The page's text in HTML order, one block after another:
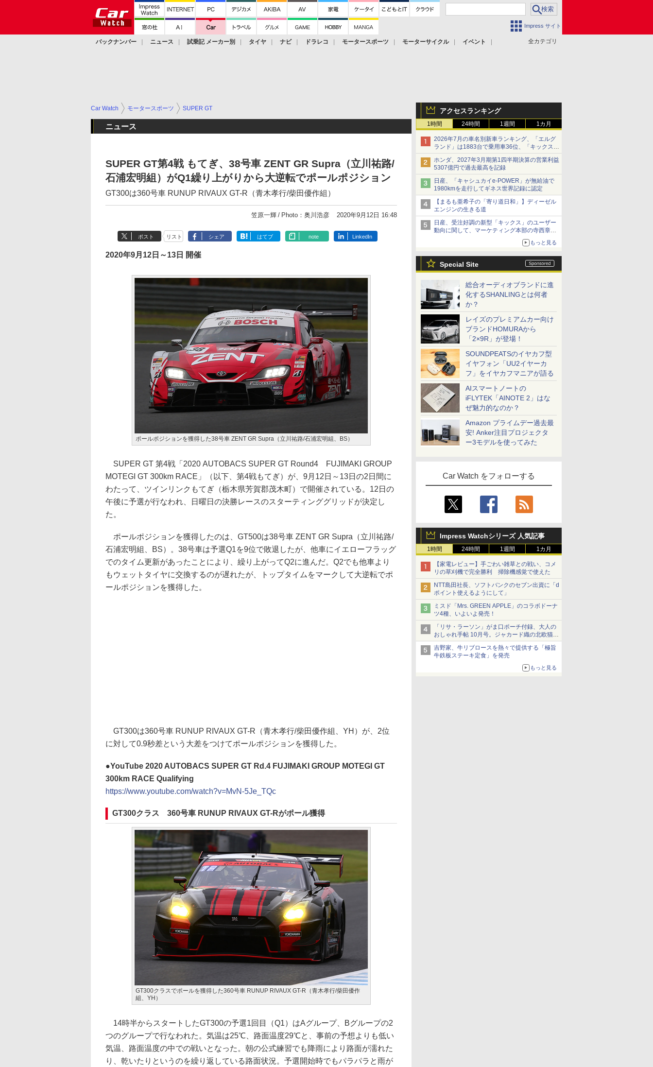
Impress サイト
全カテゴリ
バックナンバー ニュース 試乗記 メーカー別 タイヤ ナビ ドラレコ モータースポーツ モーターサイクル
イベント
アクセスランキング
1時間 24時間 1週間 1カ月
2026年7月の車名別新車ランキング、「エルグ
ランド」は1883台で乗用車36位、「キックス」
は2591台で27位に
ホンダ、2027年3月期第1四半期決算の営業利益
5307億円で過去最高を記録
日産、「キャシュカイe-POWER」が無給油で
1980kmを走行してギネス世界記録に認定
【まるも亜希子の「寄り道日和」】ディーゼル
エンジンの生きる道
日産、受注好調の新型「キックス」のユーザー
動向に関して、マーケティング本部の寺西章氏
もっと見る
Special Site
総合オーディオブランドに進
化するSHANLINGとは何者
か？
レイズのプレミアムカー向け
ブランドHOMURAから
「2×9R」が登場！
SOUNDPEATSのイヤカフ型
イヤフォン「UU2イヤーカ
フ」をイヤカフマニアが語る
AIスマートノートの
iFLYTEK「AINOTE 2」はな
ぜ魅力的なのか？
Amazon プライムデー過去最
安! Anker注目プロジェクタ
ー3モデルを使ってみた
Car Watch をフォローする
Impress Watchシリーズ 人気記事
1時間 24時間 1週間 1カ月
【家電レビュー】手ごわい雑草との戦い、コメ
リの草刈機で完全勝利 掃除機感覚で使えた
NTT島田社長、ソフトバンクのセブン出資に「d
ポイント使えるようにして」
ミスド「Mrs. GREEN APPLE」のコラボドーナ
ツ4種、いよいよ発売！
「リサ・ラーソン」がま口ポーチ付録、大人の
おしゃれ手帖 10月号。ジャカード織の北欧猫デ
ザイン
吉野家、牛リブロースを熱々で提供する「極旨
牛鉄板ステーキ定食」を発売
もっと見る
Car Watch モータースポーツ SUPER GT
ニュース
SUPER GT第4戦 もてぎ、38号車 ZENT GR Supra（立川祐路/
石浦宏明組）がQ1繰り上がりから大逆転でポールポジション
GT300は360号車 RUNUP RIVAUX GT-R（青木孝行/柴田優作組）
笠原一輝 Photo：奥川浩彦 2020年9月12日 16:48
ポスト リスト シェア はてブ note LinkedIn
2020年9月12日～13日 開催
ポールポジションを獲得した38号車 ZENT GR Supra（立川祐路/石浦宏明組、BS）
SUPER GT 第4戦「2020 AUTOBACS SUPER GT Round4 FUJIMAKI GROUP
MOTEGI GT 300km RACE」（以下、第4戦もてぎ）が、9月12日～13日の2日間に
わたって、ツインリンクもてぎ（栃木県芳賀郡茂木町）で開催されている。12日の
午後に予選が行なわれ、日曜日の決勝レースのスターティンググリッドが決定し
た。
ポールポジションを獲得したのは、GT500は38号車 ZENT GR Supra（立川祐路/
石浦宏明組、BS）。38号車は予選Q1を9位で敗退したが、他車にイエローフラッグ
でのタイム更新があったことにより、繰り上がってQ2に進んだ。Q2でも他車より
もウェットタイヤに交換するのが遅れたが、トップタイムをマークして大逆転でポ
ールポジションを獲得した。
GT300は360号車 RUNUP RIVAUX GT-R（青木孝行/柴田優作組、YH）が、2位
に対して0.9秒差という大差をつけてポールポジションを獲得した。
YouTube 2020 AUTOBACS SUPER GT Rd.4 FUJIMAKI GROUP MOTEGI GT
300km RACE Qualifying
https://www.youtube.com/watch?v=MvN-5Je_TQc
GT300クラス 360号車 RUNUP RIVAUX GT-Rがポール獲得
GT300クラスでポールを獲得した360号車 RUNUP RIVAUX GT-R（青木孝行/柴田優作
組、YH）
14時半からスタートしたGT300の予選1回目（Q1）はAグループ、Bグループの2
つのグループで行なわれた。気温は25℃、路面温度29℃と、事前の予想よりも低い
気温、路面温度の中での戦いとなった。朝の公式練習でも降雨により路面が濡れた
り、乾いたりというのを繰り返している路面状況。予選開始時でもパラパラと雨が